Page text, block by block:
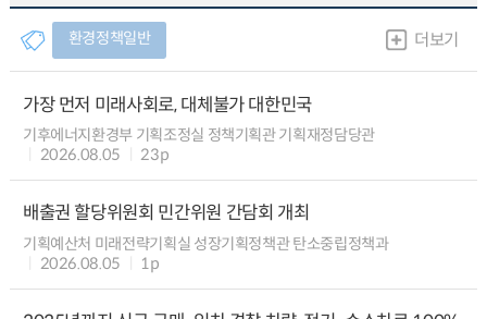
환경정책일반 더보기
가장 먼저 미래사회로, 대체불가 대한민국
기후에너지환경부 기획조정실 정책기획관 기획재정담당관
2026.08.05
23p
배출권 할당위원회 민간위원 간담회 개최
기획예산처 미래전략기획실 성장기획정책관 탄소중립정책과
2026.08.05
1p